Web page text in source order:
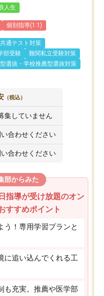
人生
個別指導(1:1)
通テスト対策
部受験
難関私立受験対策
選抜・学校推薦型選抜対策
（税込）
集していません
合わせください
合わせください
部からみた
指導が受け放題のオン
すすめポイント
う！専用学習プランと
に追い込んでくれる工
も充実。推薦や医学部